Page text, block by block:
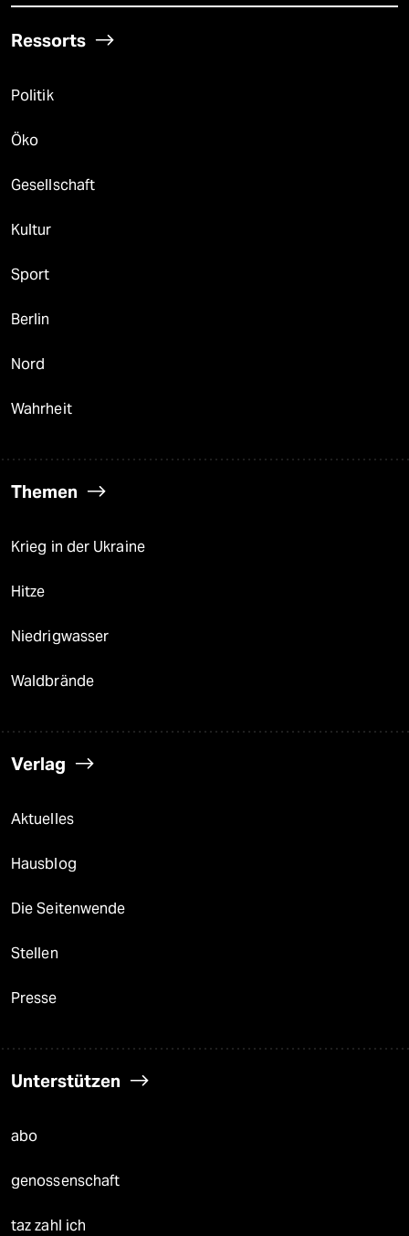
Ressorts
Politik
Öko
Gesellschaft
Kultur
Sport
Berlin
Nord
Wahrheit
Themen
Krieg in der Ukraine
Hitze
Niedrigwasser
Waldbrände
Verlag
Aktuelles
Hausblog
Die Seitenwende
Stellen
Presse
Unterstützen
abo
genossenschaft
taz zahl ich